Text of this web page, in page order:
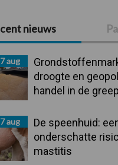
nieuws
7 aug
droogte en
handel in de greep
7 aug
De speenhuid:
onderschatte
mastitis